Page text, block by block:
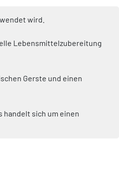
wird.
Lebensmittelzubereitung
Gerste und einen
handelt sich um einen